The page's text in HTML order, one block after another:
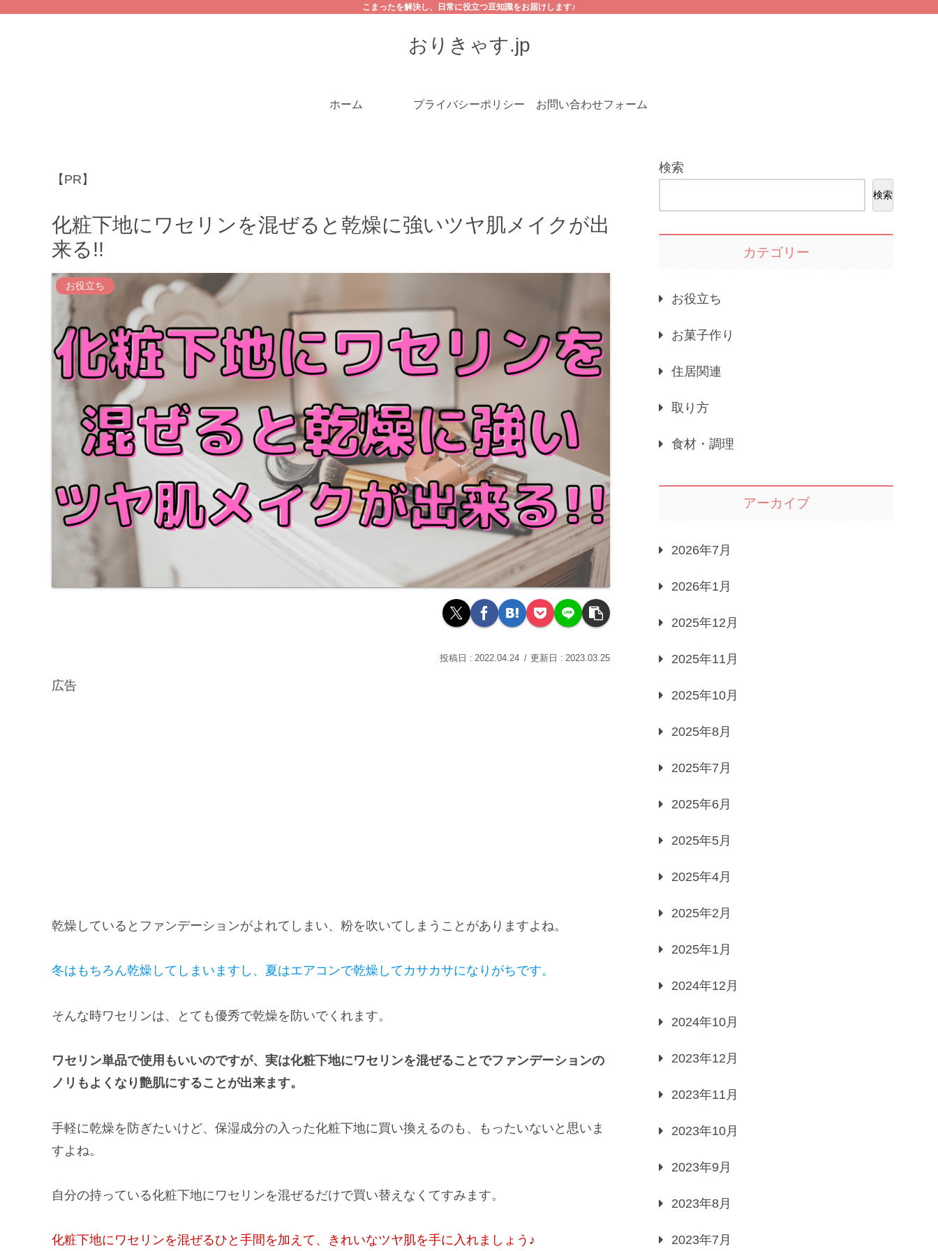
こまったを解決し、日常に役立つ豆知識をお届けします♪
おりきゃす.jp
ホーム プライバシーポリシー お問い合わせフォーム
【PR】
化粧下地にワセリンを混ぜると乾燥に強いツヤ肌メイクが出
来る!!
お役立ち
2022.04.24 2023.03.25
広告
乾燥しているとファンデーションがよれてしまい、粉を吹いてしまうことがありますよね。
冬はもちろん乾燥してしま いますし 、夏はエアコンで乾燥してカサカサになりがちです。
そんな時ワセリンは、とても優秀で乾燥を防いでくれます。
ワセリン単品で使用もいいのですが、実は化粧下地にワセリンを混ぜることでファンデーションの
ノリもよくなり艶肌にすることが出来ます。
手軽に乾燥を防ぎたいけど、保湿成分の入った化粧下地に買い換えるのも、もったいないと思いま
すよね。
自分の持っている化粧下地にワセリンを混ぜるだけで買い替えなくてすみます。
化粧下地にワセリンを混ぜるひと手間を加えて、きれいなツヤ肌を手に入れましょう♪
検索
検索
カテゴリー
お役立ち
お菓子作り
住居関連
取り方
食材・調理
アーカイブ
2026年7月
2026年1月
2025年12月
2025年11月
2025年10月
2025年8月
2025年7月
2025年6月
2025年5月
2025年4月
2025年2月
2025年1月
2024年12月
2024年10月
2023年12月
2023年11月
2023年10月
2023年9月
2023年8月
2023年7月